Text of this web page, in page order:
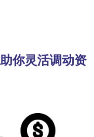
你灵活调动资